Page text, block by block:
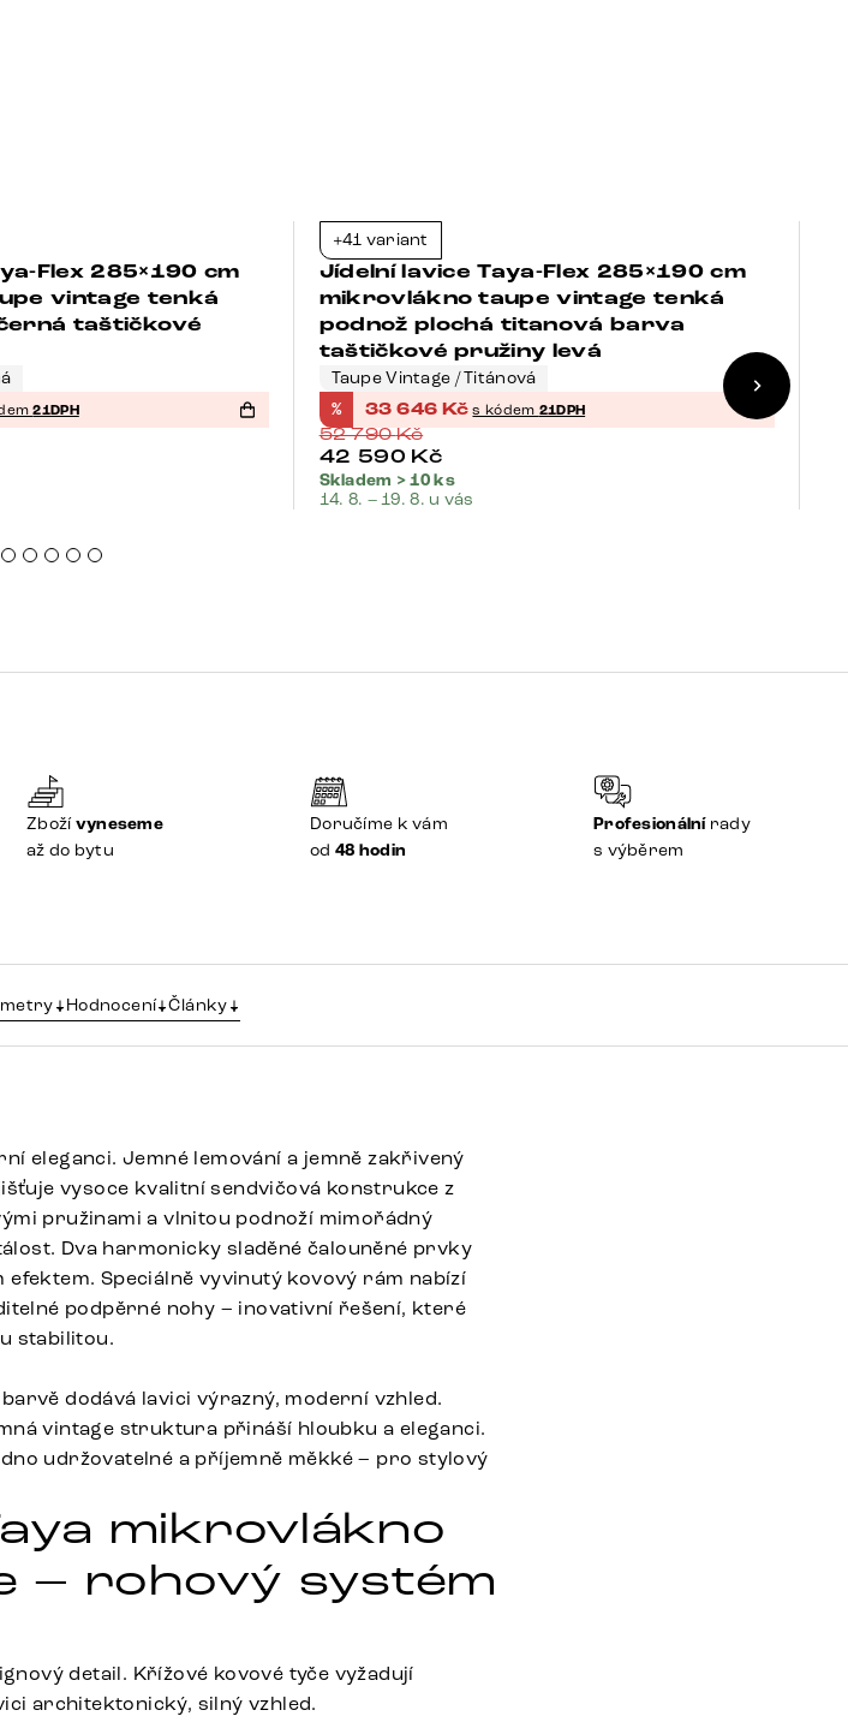
Flex 285×190 cm
vintage tenká
taštičkové
21DPH
+41 variant
Jídelní lavice Taya-Flex 285×190 cm
mikrovlákno taupe vintage tenká
podnož plochá titanová barva
taštičkové pružiny levá
Taupe Vintage / Titánová
% 33 646 Kč s kódem 21DPH
52 790Kč
42 590 Kč
Skladem > 10 ks
14. 8. – 19. 8. u vás
Zbožívyneseme
až do bytu
Doručíme k vám
od 48 hodin
Profesionálnírady
s výběrem
Hodnocení Články
eleganci. Jemné lemování a jemně zakřivený
vysoce kvalitní sendvičová konstrukce z
pružinami a vlnitou podnoží mimořádný
Dva harmonicky sladěné čalouněné prvky
Speciálně vyvinutý kovový rám nabízí
podpěrné nohy – inovativní řešení, které
stabilitou.
dodává lavici výrazný, moderní vzhled.
vintage struktura přináší hloubku a eleganci.
udržovatelné a příjemně měkké – pro stylový
mikrovlákno
– rohový systém
detail. Křížové kovové tyče vyžadují
architektonický, silný vzhled.